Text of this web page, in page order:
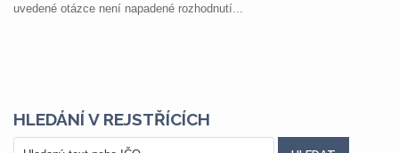
uvedené otázce není napadené rozhodnutí...
HLEDÁNÍ V REJSTŘÍCÍCH